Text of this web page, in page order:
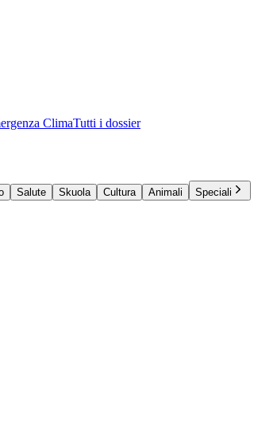
ClimaTutti i dossier
Salute Skuola Cultura Animali
Speciali